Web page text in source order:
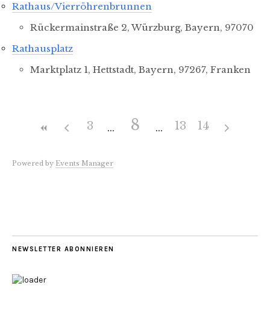
Rathaus/Vierröhrenbrunnen
Rückermainstraße 2, Würzburg, Bayern, 97070
Rathausplatz
Marktplatz 1, Hettstadt, Bayern, 97267, Franken
3 8 13 14
Powered by Events Manager
NEWSLETTER ABONNIEREN